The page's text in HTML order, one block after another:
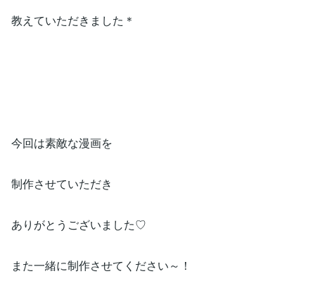
教えていただきました＊
今回は素敵な漫画を
制作させていただき
ありがとうございました♡
また一緒に制作させてください～！